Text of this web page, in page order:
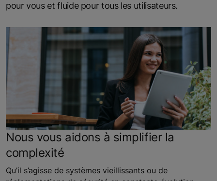
pour vous et fluide pour tous les utilisateurs.
Nous vous aidons à simplifier la
complexité
Qu’il s’agisse de systèmes vieillissants ou de